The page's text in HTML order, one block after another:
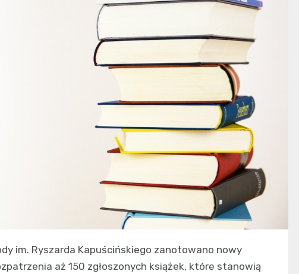
im. Ryszarda Kapuścińskiego zanotowano nowy
aż 150 zgłoszonych książek, które stanowią